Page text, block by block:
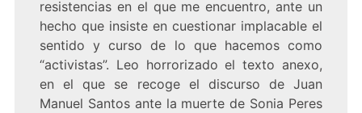
resistencias en el que me encuentro, ante un
hecho que insiste en cuestionar implacable el
sentido y curso de lo que hacemos como
“activistas”. Leo horrorizado el texto anexo,
en el que se recoge el discurso de Juan
Manuel Santos ante la muerte de Sonia Peres